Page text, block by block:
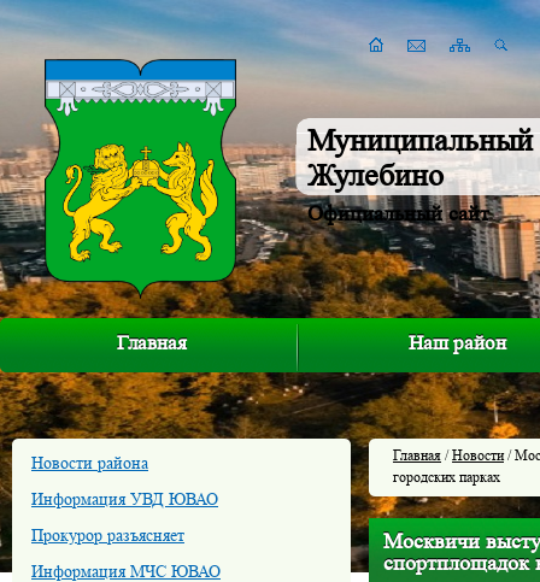
Муниципальный
Жулебино
Официальный сайт
Главная Наш район
Новости района
Информация УВД ЮВАО
Прокурор разъясняет
Информация МЧС ЮВАО
Главная /Новости/
городских парках
Москвичи
спортплощадок